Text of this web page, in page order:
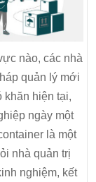
nào, các nhà
quản lý mới
hiện tại,
ngày một
là một
nhà quản trị
nghiệm, kết